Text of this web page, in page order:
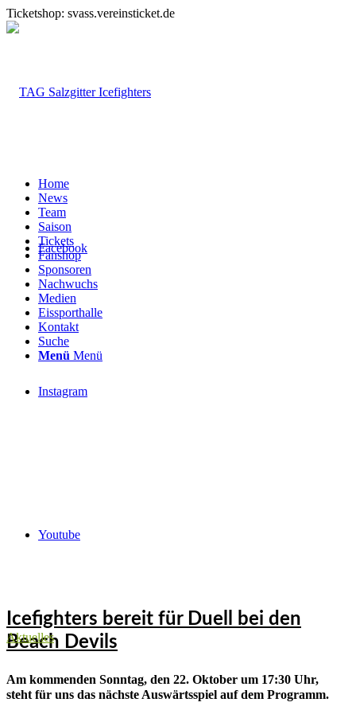
Ticketshop: svass.vereinsticket.de
Facebook
Instagram
Youtube
Home
News
Team
Saison
Tickets
Fanshop
Sponsoren
Nachwuchs
Medien
Eissporthalle
Kontakt
Suche
Menü Menü
Icefighters bereit für Duell bei den
Beach Devils
Aktuelles
Am kommenden Sonntag, den 22. Oktober um 17:30 Uhr,
steht für uns das nächste Auswärtsspiel auf dem Programm.